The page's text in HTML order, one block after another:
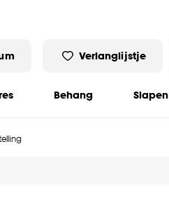
Verlanglijstje
Behang Slapen